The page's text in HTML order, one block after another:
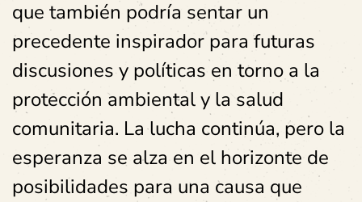
que también podría sentar un
precedente inspirador para futuras
discusiones y políticas en torno a la
protección ambiental y la salud
comunitaria. La lucha continúa, pero la
esperanza se alza en el horizonte de
posibilidades para una causa que